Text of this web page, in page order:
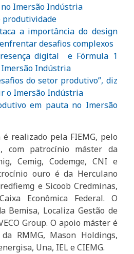
no Imersão Indústria
produtividade
a importância do design
desafios complexos
digital e Fórmula 1
Indústria
do setor produtivo”, diz
o Imersão Indústria
em pauta no Imersão
realizado pela FIEMG, pelo
com patrocínio máster da
Cemig, Codemge, CNI e
ouro é da Herculano
e Sicoob Credminas,
Econômica Federal. O
Bemisa, Localiza Gestão de
Group. O apoio máster é
RMMG, Mason Holdings,
Una, IEL e CIEMG.